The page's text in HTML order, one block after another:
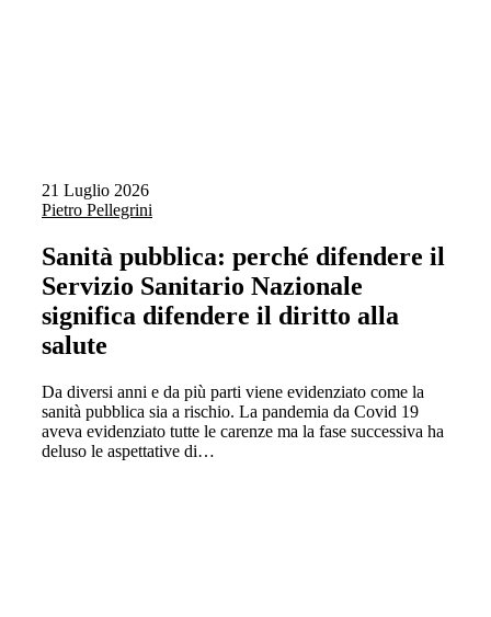
21 Luglio 2026
Pietro Pellegrini
Sanità pubblica: perché difendere il
Servizio Sanitario Nazionale
significa difendere il diritto alla
salute
Da diversi anni e da più parti viene evidenziato come la
sanità pubblica sia a rischio. La pandemia da Covid 19
aveva evidenziato tutte le carenze ma la fase successiva ha
deluso le aspettative di…